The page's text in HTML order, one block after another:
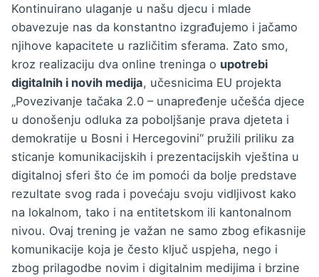
Kontinuirano ulaganje u našu djecu i mlade
obavezuje nas da konstantno izgrađujemo i jačamo
njihove kapacitete u različitim sferama. Zato smo,
kroz realizaciju dva online treninga o upotrebi
digitalnih i novih medija, učesnicima EU projekta
„Povezivanje tačaka 2.0 – unapređenje učešća djece
u donošenju odluka za poboljšanje prava djeteta i
demokratije u Bosni i Hercegovini“ pružili priliku za
sticanje komunikacijskih i prezentacijskih vještina u
digitalnoj sferi što će im pomoći da bolje predstave
rezultate svog rada i povećaju svoju vidljivost kako
na lokalnom, tako i na entitetskom ili kantonalnom
nivou. Ovaj trening je važan ne samo zbog efikasnije
komunikacije koja je često ključ uspjeha, nego i
zbog prilagodbe novim i digitalnim medijima i brzine